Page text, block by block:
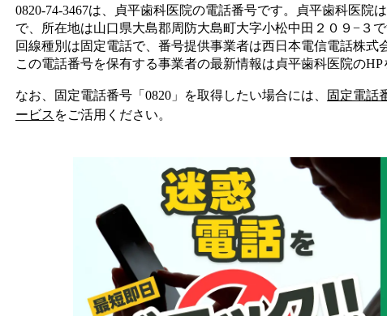
0820-74-3467は、 貞平歯科医院の電話番号です。 貞平歯科医院は
で、所在地は山口県大島郡周防大島町大字小松中田２０９−３ で
回線種別は固定電話で、番号提供事業者は西日本電信電話株式
この電話番号を保有する事業者の最新情報は 貞平歯科医院のHP
なお、固定電話番号「 0820 」を取得したい場合には、 固定電話
ービス をご活用ください。